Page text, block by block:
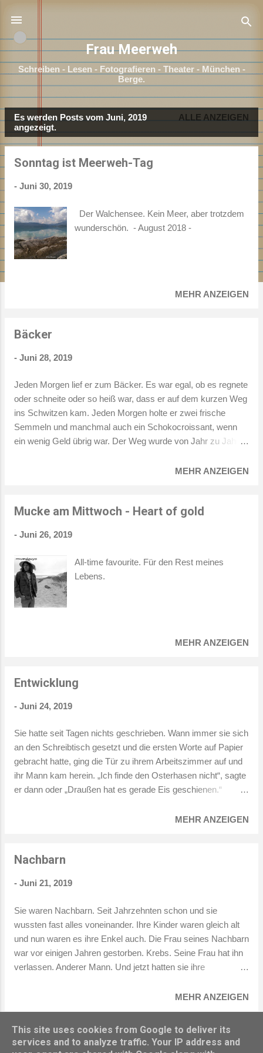
Frau Meerweh
Schreiben - Lesen - Fotografieren - Theater - München -
Berge.
o
Es werden Posts vom Juni, 2019
angezeigt.
ALLE ANZEIGEN
Sonntag ist Meerweh-Tag
- Juni 30, 2019
Der Walchensee. Kein Meer, aber trotzdem
wunderschön. - August 2018 -
MEHR ANZEIGEN
Bäcker
- Juni 28, 2019
Jeden Morgen lief er zum Bäcker. Es war egal, ob es regnete
oder schneite oder so heiß war, dass er auf dem kurzen Weg
ins Schwitzen kam. Jeden Morgen holte er zwei frische
Semmeln und manchmal auch ein Schokocroissant, wenn
ein wenig Geld übrig war. Der Weg wurde von Jahr zu Jahr
nur die linke Hüfte operiert, die rechte sollte dieses Jahr
– wer besorgte ihr in dieser Zeit das Frühstück?
sie daran, dass sie ihre Pillen regelmäßig nahm? Sie
länger.
MEHR ANZEIGEN
Mucke am Mittwoch - Heart of gold
- Juni 26, 2019
All-time favourite. Für den Rest meines
Lebens.
MEHR ANZEIGEN
Entwicklung
- Juni 24, 2019
Sie hatte seit Tagen nichts geschrieben. Wann immer sie sich
an den Schreibtisch gesetzt und die ersten Worte auf Papier
gebracht hatte, ging die Tür zu ihrem Arbeitszimmer auf und
ihr Mann kam herein. „Ich finde den Osterhasen nicht“, sagte
er dann oder „Draußen hat es gerade Eis geschienen.“
Haus, allein auf der Welt. Sie musste ihn dann trösten, seine
hielt es schon aus, tagelang nicht zu schreiben? Wer konnte
jährigen zurückentwickelte?
MEHR ANZEIGEN
Nachbarn
- Juni 21, 2019
Sie waren Nachbarn. Seit Jahrzehnten schon und sie
wussten fast alles voneinander. Ihre Kinder waren gleich alt
und nun waren es ihre Enkel auch. Die Frau seines Nachbarn
war vor einigen Jahren gestorben. Krebs. Seine Frau hat ihn
verlassen. Anderer Mann. Und jetzt hatten sie ihre
Grundstücke trennte. Sie trafen sich nach dem Abendessen
war dennoch ein gutes Leben, dass sie führten. Bis der
MEHR ANZEIGEN
WEITERE POSTS
This site uses cookies from Google to deliver its
services and to analyze traffic. Your IP address and